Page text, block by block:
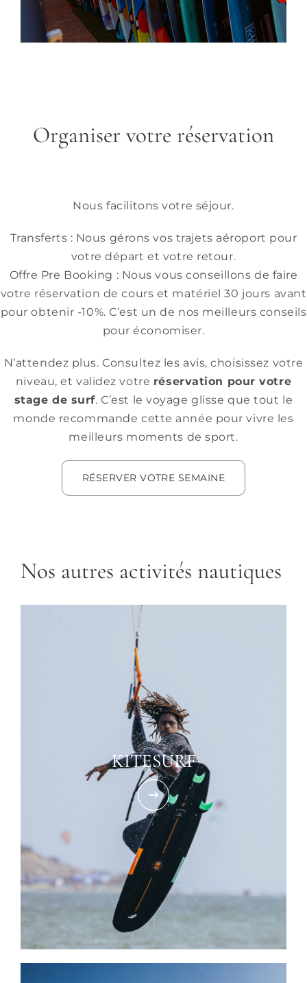
Organiser votre réservation
Nous facilitons votre séjour.
Transferts : Nous gérons vos trajets aéroport pour
votre départ et votre retour.
Offre Pre Booking : Nous vous conseillons de faire
votre réservation de cours et matériel 30 jours avant
pour obtenir -10%. C’est un de nos meilleurs conseils
pour économiser.
N’attendez plus. Consultez les avis, choisissez votre
niveau, et validez votre réservation pour votre
stage de surf. C’est le voyage glisse que tout le
monde recommande cette année pour vivre les
meilleurs moments de sport.
RÉSERVER VOTRE SEMAINE
Nos autres activités nautiques
KITESURF